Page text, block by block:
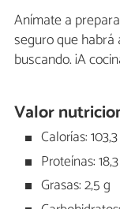
Anímate a
seguro que
buscando. ¡A
Valor
Calorías:
Proteínas:
Grasas: 2,5 g